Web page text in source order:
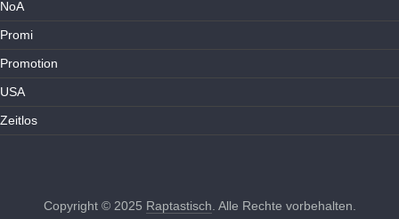
NoA
Promi
Promotion
USA
Zeitlos
Copyright © 2025 Raptastisch . Alle Rechte vorbehalten.